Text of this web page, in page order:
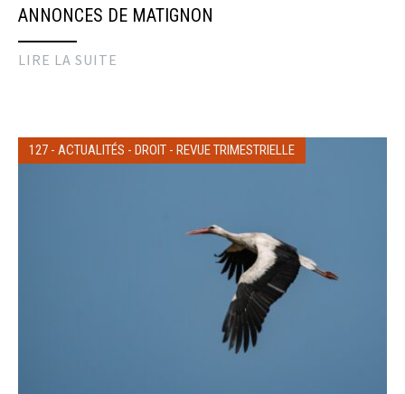
ANNONCES DE MATIGNON
LIRE LA SUITE
127 - ACTUALITÉS - DROIT - REVUE TRIMESTRIELLE